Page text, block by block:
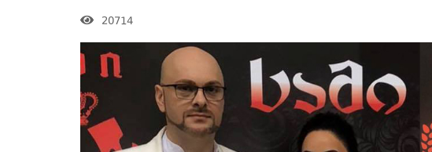
20714